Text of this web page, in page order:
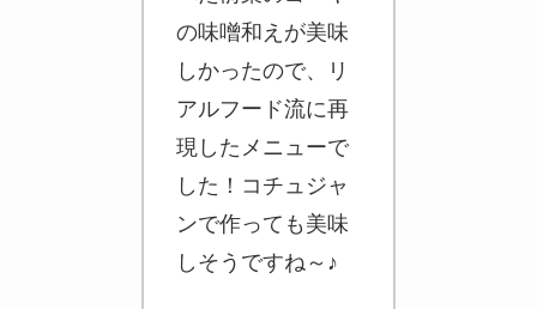
の味噌和えが美味
しかったので、リ
アルフード流に再
現したメニューで
した！コチュジャ
ンで作っても美味
しそうですね～♪